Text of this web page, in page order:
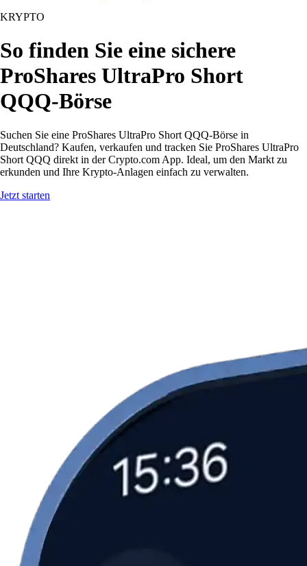
KRYPTO
So finden Sie eine sichere
ProShares UltraPro Short
QQQ-Börse
Suchen Sie eine ProShares UltraPro Short QQQ-Börse in
Deutschland? Kaufen, verkaufen und tracken Sie ProShares UltraPro
Short QQQ direkt in der Crypto.com App. Ideal, um den Markt zu
erkunden und Ihre Krypto-Anlagen einfach zu verwalten.
Jetzt starten